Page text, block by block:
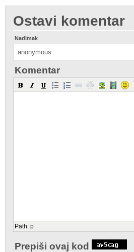
Ostavi komentar
Nadimak
Komentar
Path: p
Prepiši ovaj kod